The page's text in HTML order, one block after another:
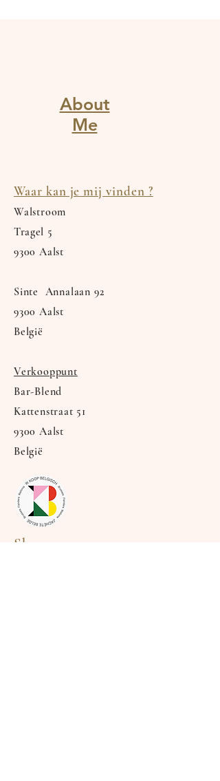
About
Me
Waar kan je mij vinden ?
Walstroom
Tragel 5
9300 Aalst
Sinte Annalaan 92
9300 Aalst
België
Verkooppunt
Bar-Blend
Kattenstraat 51
9300 Aalst
België
Shop